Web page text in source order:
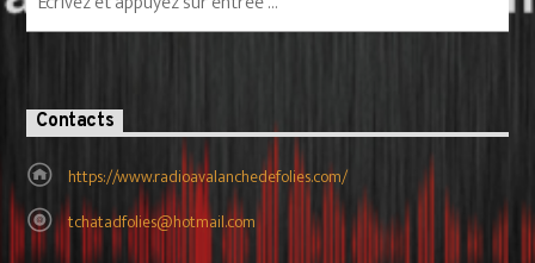
Contacts
https://www.radioavalanchedefolies.com/
tchatadfolies@hotmail.com